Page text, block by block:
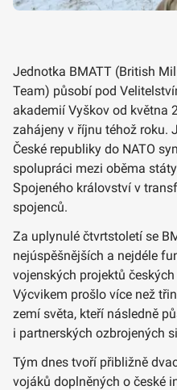
Jednotka BMATT (British
Team) působí pod
akademií Vyškov od května
zahájeny v říjnu téhož roku.
České republiky do NATO
spolupráci mezi oběma
Spojeného království v
spojenců.
Za uplynulé čtvrtstoletí se
nejúspěšnějších a nejdéle
vojenských projektů
Výcvikem prošlo více než
zemí světa, kteří následně
i partnerských ozbrojených
Tým dnes tvoří přibližně
vojáků doplněných o české